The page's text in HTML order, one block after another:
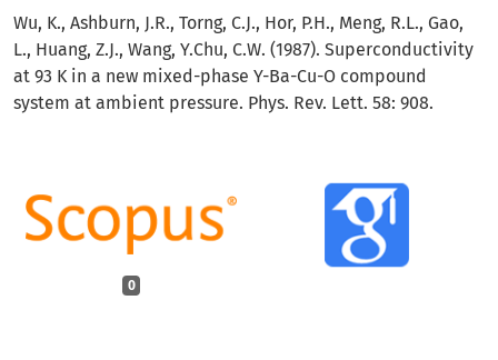
0
Wu, K., Ashburn, J.R., Torng, C.J., Hor, P.H., Meng, R.L., Gao,
L., Huang, Z.J., Wang, Y.Chu, C.W. (1987). Superconductivity
at 93 K in a new mixed-phase Y-Ba-Cu-O compound
system at ambient pressure. Phys. Rev. Lett. 58: 908.